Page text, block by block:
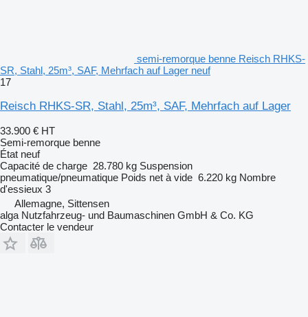
semi-remorque benne Reisch RHKS-
SR, Stahl, 25m³, SAF, Mehrfach auf Lager neuf
17
Reisch RHKS-SR, Stahl, 25m³, SAF, Mehrfach auf Lager
33.900 € HT
Semi-remorque benne
État neuf
Capacité de charge 28.780 kg Suspension
pneumatique/pneumatique Poids net à vide 6.220 kg Nombre
d'essieux 3
Allemagne, Sittensen
alga Nutzfahrzeug- und Baumaschinen GmbH & Co. KG
Contacter le vendeur